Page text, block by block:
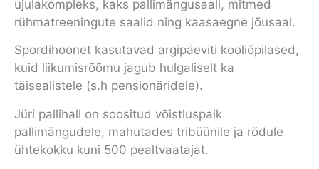
ujulakompleks, kaks pallimängusaali, mitmed
rühmatreeningute saalid ning kaasaegne jõusaal.
Spordihoonet kasutavad argipäeviti kooliõpilased,
kuid liikumisrõõmu jagub hulgaliselt ka
täisealistele (s.h pensionäridele).
Jüri pallihall on soositud võistluspaik
pallimängudele, mahutades tribüünile ja rõdule
ühtekokku kuni 500 pealtvaatajat.